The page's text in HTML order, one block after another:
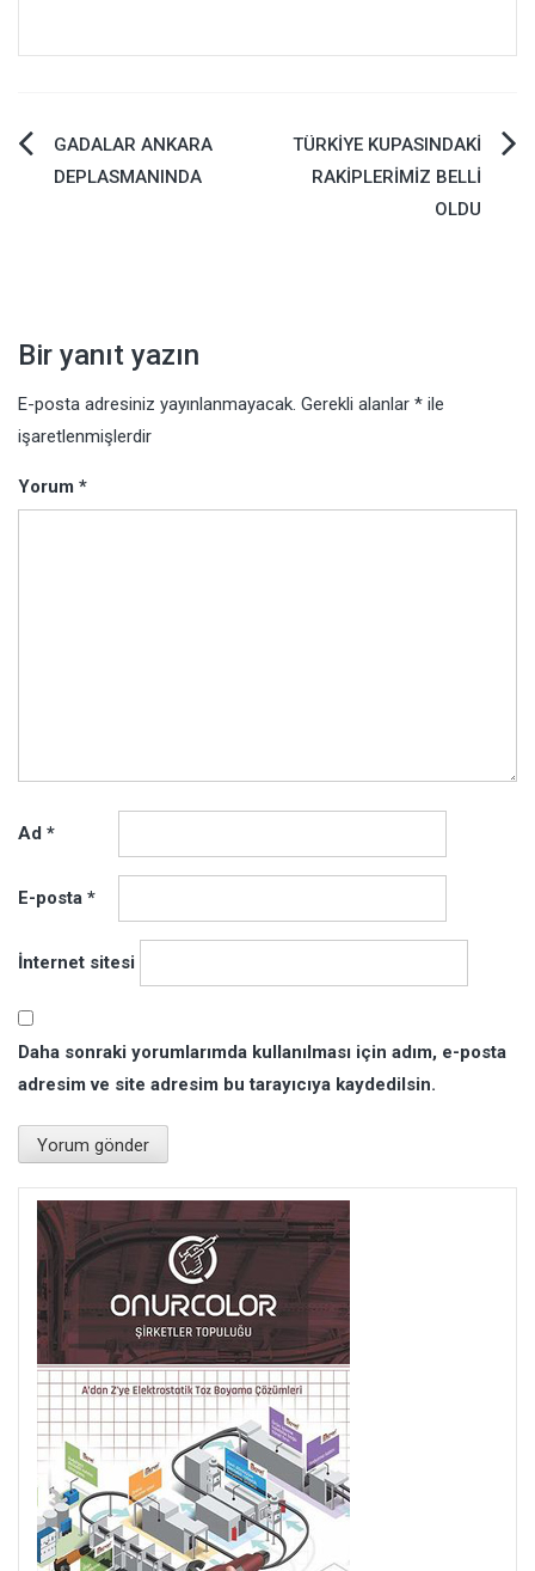
YazıGADALAR ANKARA
DEPLASMANINDA
TÜRKİYE KUPASINDAKİ
RAKİPLERİMİZ BELLİ
OLDU
Bir yanıt yazın
E-posta adresiniz yayınlanmayacak. Gerekli alanlar * ile
işaretlenmişlerdir
Yorum *
Ad *
E-posta *
İnternet sitesi
Daha sonraki yorumlarımda kullanılması için adım, e-posta
adresim ve site adresim bu tarayıcıya kaydedilsin.